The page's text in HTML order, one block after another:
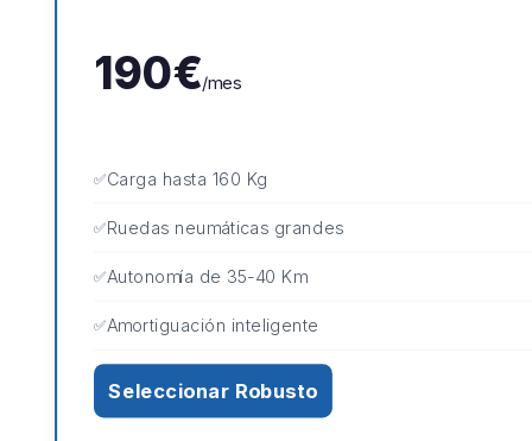
190€/mes
Carga hasta 160 Kg
Ruedas neumáticas grandes
Autonomía de 35-40 Km
Amortiguación inteligente
Seleccionar Robusto